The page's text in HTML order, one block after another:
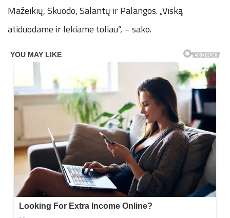
Mažeikių, Skuodo, Salantų ir Palangos. „Viską
atiduodame ir lekiame toliau“, – sako.